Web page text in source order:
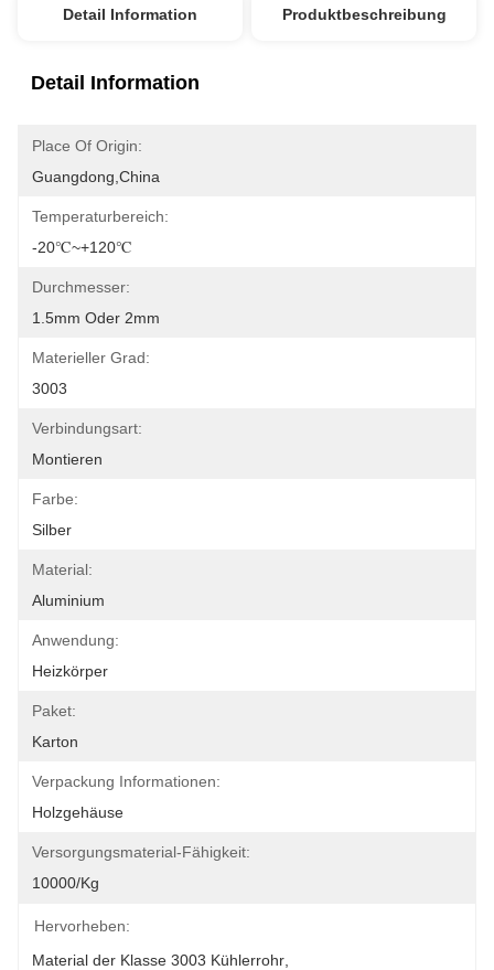
Detail Information Produktbeschreibung
Detail Information
Place Of Origin:
Guangdong,China
Temperaturbereich:
-20℃~+120℃
Durchmesser:
1.5mm Oder 2mm
Materieller Grad:
3003
Verbindungsart:
Montieren
Farbe:
Silber
Material:
Aluminium
Anwendung:
Heizkörper
Paket:
Karton
Verpackung Informationen:
Holzgehäuse
Versorgungsmaterial-Fähigkeit:
10000/kg
Hervorheben:
Material der Klasse 3003 Kühlerrohr